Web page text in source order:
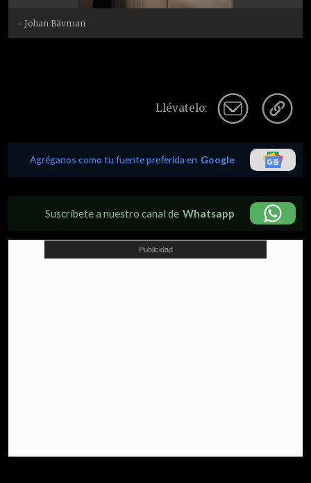
- Johan Bävman
Llévatelo:
Agréganos como tu fuente preferida en Google
Suscríbete a nuestro canal de Whatsapp